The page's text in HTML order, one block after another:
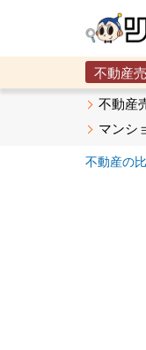
不動産
メタ住宅
不動産
マンシ
不動産の